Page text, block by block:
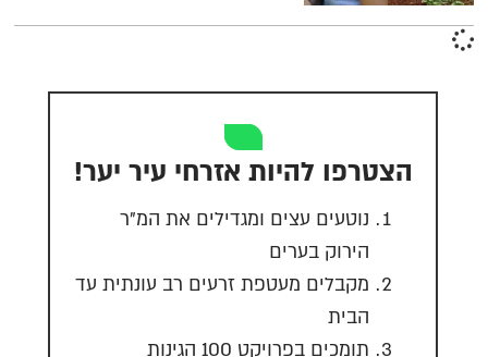
הצטרפו להיות אזרחי עיר יער!
נוטעים עצים ומגדילים את המ"ר
הירוק בערים
מקבלים מעטפת זרעים רב עונתית עד
הבית
תומכים בפרויקט 100 הגינות